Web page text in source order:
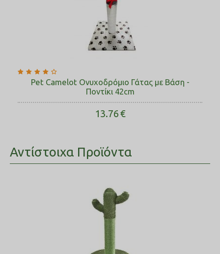
Pet Camelot Ονυχοδρόμιο Γάτας με Βάση -
Ποντίκι 42cm
13.76€
Αντίστοιχα Προϊόντα